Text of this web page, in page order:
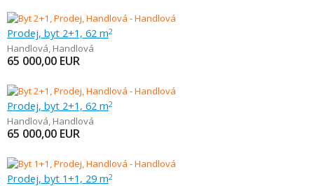
Prodej, byt 2+1, 62 m2
Handlová, Handlová
65 000,00 EUR
Prodej, byt 2+1, 62 m2
Handlová, Handlová
65 000,00 EUR
Prodej, byt 1+1, 29 m2